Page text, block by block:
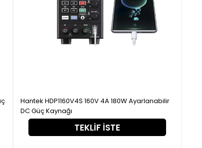
TEKLIF İSTE
Hantek HDP1160V4S 160V 4A 180W Ayarlanabilir
DC Güç Kaynağı